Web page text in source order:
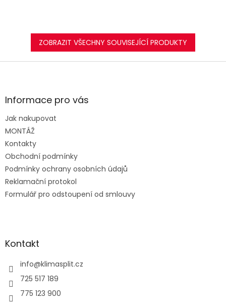
ZOBRAZIT VŠECHNY SOUVISEJÍCÍ PRODUKTY
Z
aInformace pro vás
Jak nakupovat
MONTÁŽ
Kontakty
Obchodní podmínky
Podmínky ochrany osobních údajů
Reklamační protokol
Formulář pro odstoupení od smlouvy
Kontakt
info@klimasplit.cz
725 517 189
775 123 900